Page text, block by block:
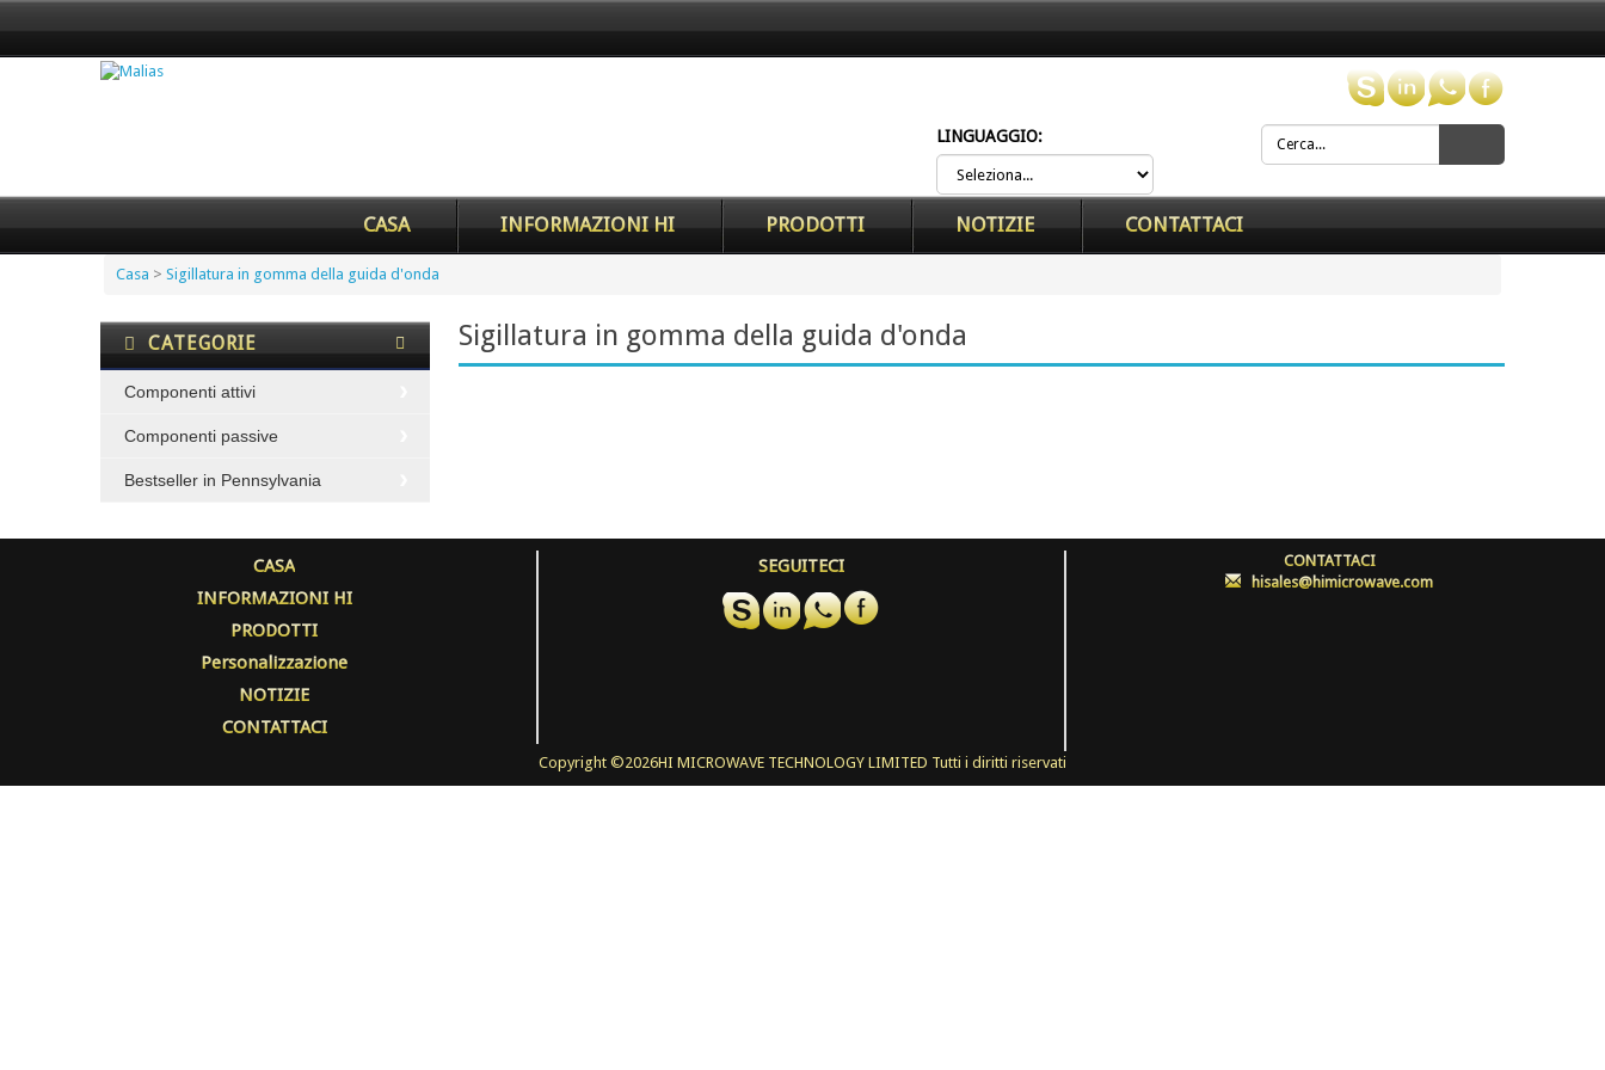
LINGUAGGIO:
CASA INFORMAZIONI HI PRODOTTI NOTIZIE CONTATTACI
Casa > Sigillatura in gomma della guida d'onda
CATEGORIE
Componenti attivi
Componenti passive
Bestseller in Pennsylvania
Sigillatura in gomma della guida d'onda
CASA
INFORMAZIONI HI
PRODOTTI
Personalizzazione
NOTIZIE
CONTATTACI
SEGUITECI
CONTATTACI
:hisales@himicrowave.com
Copyright ©2026HI MICROWAVE TECHNOLOGY LIMITED Tutti i diritti riservati